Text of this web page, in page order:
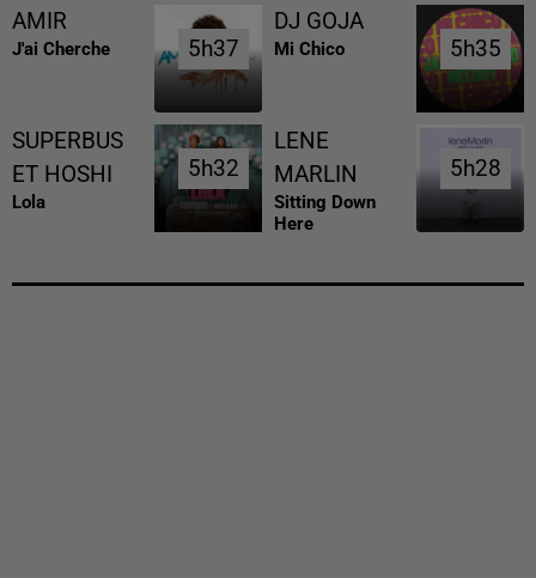
AMIR
J'ai Cherche 5h37
5h37
DJ GOJA
Mi Chico 5h35
5h35
SUPERBUS
ET HOSHI
Lola
5h32
5h32
LENE
MARLIN
Sitting Down
Here
5h28
5h28